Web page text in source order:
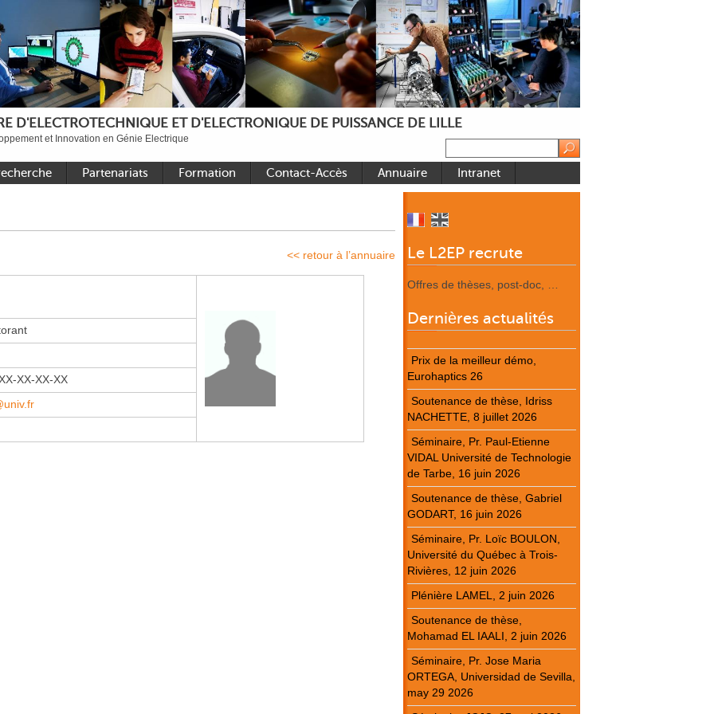
D'ELECTROTECHNIQUE ET D'ELECTRONIQUE DE PUISSANCE DE LILLE
et Innovation en Génie Electrique
de
Partenariats Formation
Sujets de stages Master
2025 – 2026
Contact-Accès Annuaire Intranet
<< retour à l’annuaire
XX-XX-XX
Le L2EP recrute
Offres de thèses, post-doc, …
Dernières actualités
Prix de la meilleur démo,
Eurohaptics 26
Soutenance de thèse, Idriss
NACHETTE, 8 juillet 2026
Séminaire, Pr. Paul-Etienne
VIDAL Université de Technologie
de Tarbe, 16 juin 2026
Soutenance de thèse, Gabriel
GODART, 16 juin 2026
Séminaire, Pr. Loïc BOULON,
Université du Québec à Trois-
Rivières, 12 juin 2026
Plénière LAMEL, 2 juin 2026
Soutenance de thèse,
Mohamad EL IAALI, 2 juin 2026
Séminaire, Pr. Jose Maria
ORTEGA, Universidad de Sevilla,
may 29 2026